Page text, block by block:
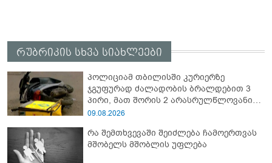
რუბრიკის სხვა სიახლეები
პოლიციამ თბილისში კურიერზე
ჯგუფურად ძალადობის ბრალდებით 3
პირი, მათ შორის 2 არასრულწლოვანი
დააკავა
09.08.2026
რა შემთხვევაში შეიძლება ჩამოერთვას
მშობელს მშობლის უფლება